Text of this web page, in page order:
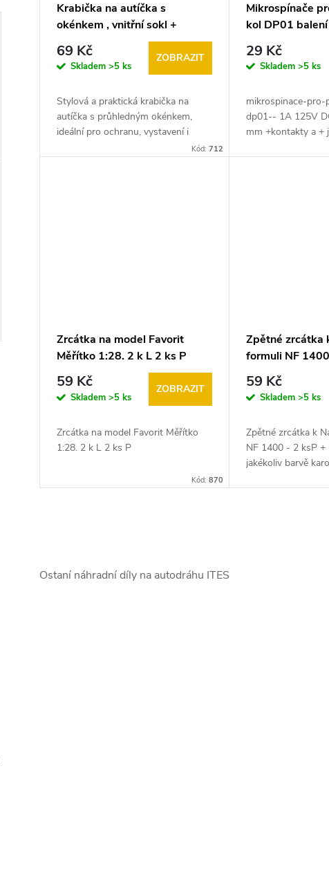
u
Krabička na autíčka s
okénkem , vnitřní sokl +
šroubky
69 Kč
Skladem >5 ks
ZOBRAZIT
Stylová a praktická krabička na
autíčka s průhledným okénkem,
ideální pro ochranu, vystavení i
prodej sběratelských modelů. Díky
Kód:712
Mikrospínače
kol DP01
29 Kč
Skladem>5 ks
mikrospinace-
dp01-- 1A 125V
mm +kontakty a +
Zrcátka na model Favorit
Měřítko 1:28. 2 k L 2 ks P
59 Kč
Skladem >5 ks
ZOBRAZIT
Zrcátka na model Favorit Měřítko
1:28. 2 k L 2 ks P
Kód:870
Zpětné zrcátka
formuli NF
ks L
59 Kč
Skladem>5 ks
Zpětné zrcátka k
NF 1400 - 2 ksP
jakékoliv barvě
v
Ostaní náhradní díly na autodráhu ITES